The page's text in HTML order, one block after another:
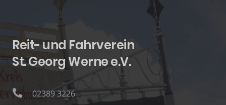
Reit- und Fahrverein
St. Georg Werne e.V.
02389 3226